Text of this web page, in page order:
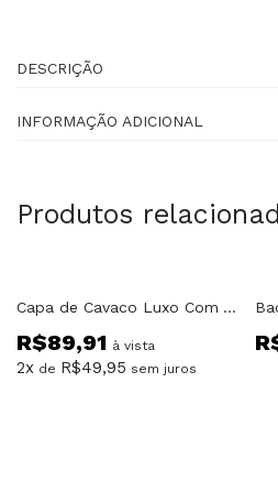
DESCRIÇÃO
INFORMAÇÃO ADICIONAL
Produtos
Capa de Cavaco Luxo Com Alças e Bolso
R$89,91 à vista
2x de R$49,95 sem juros